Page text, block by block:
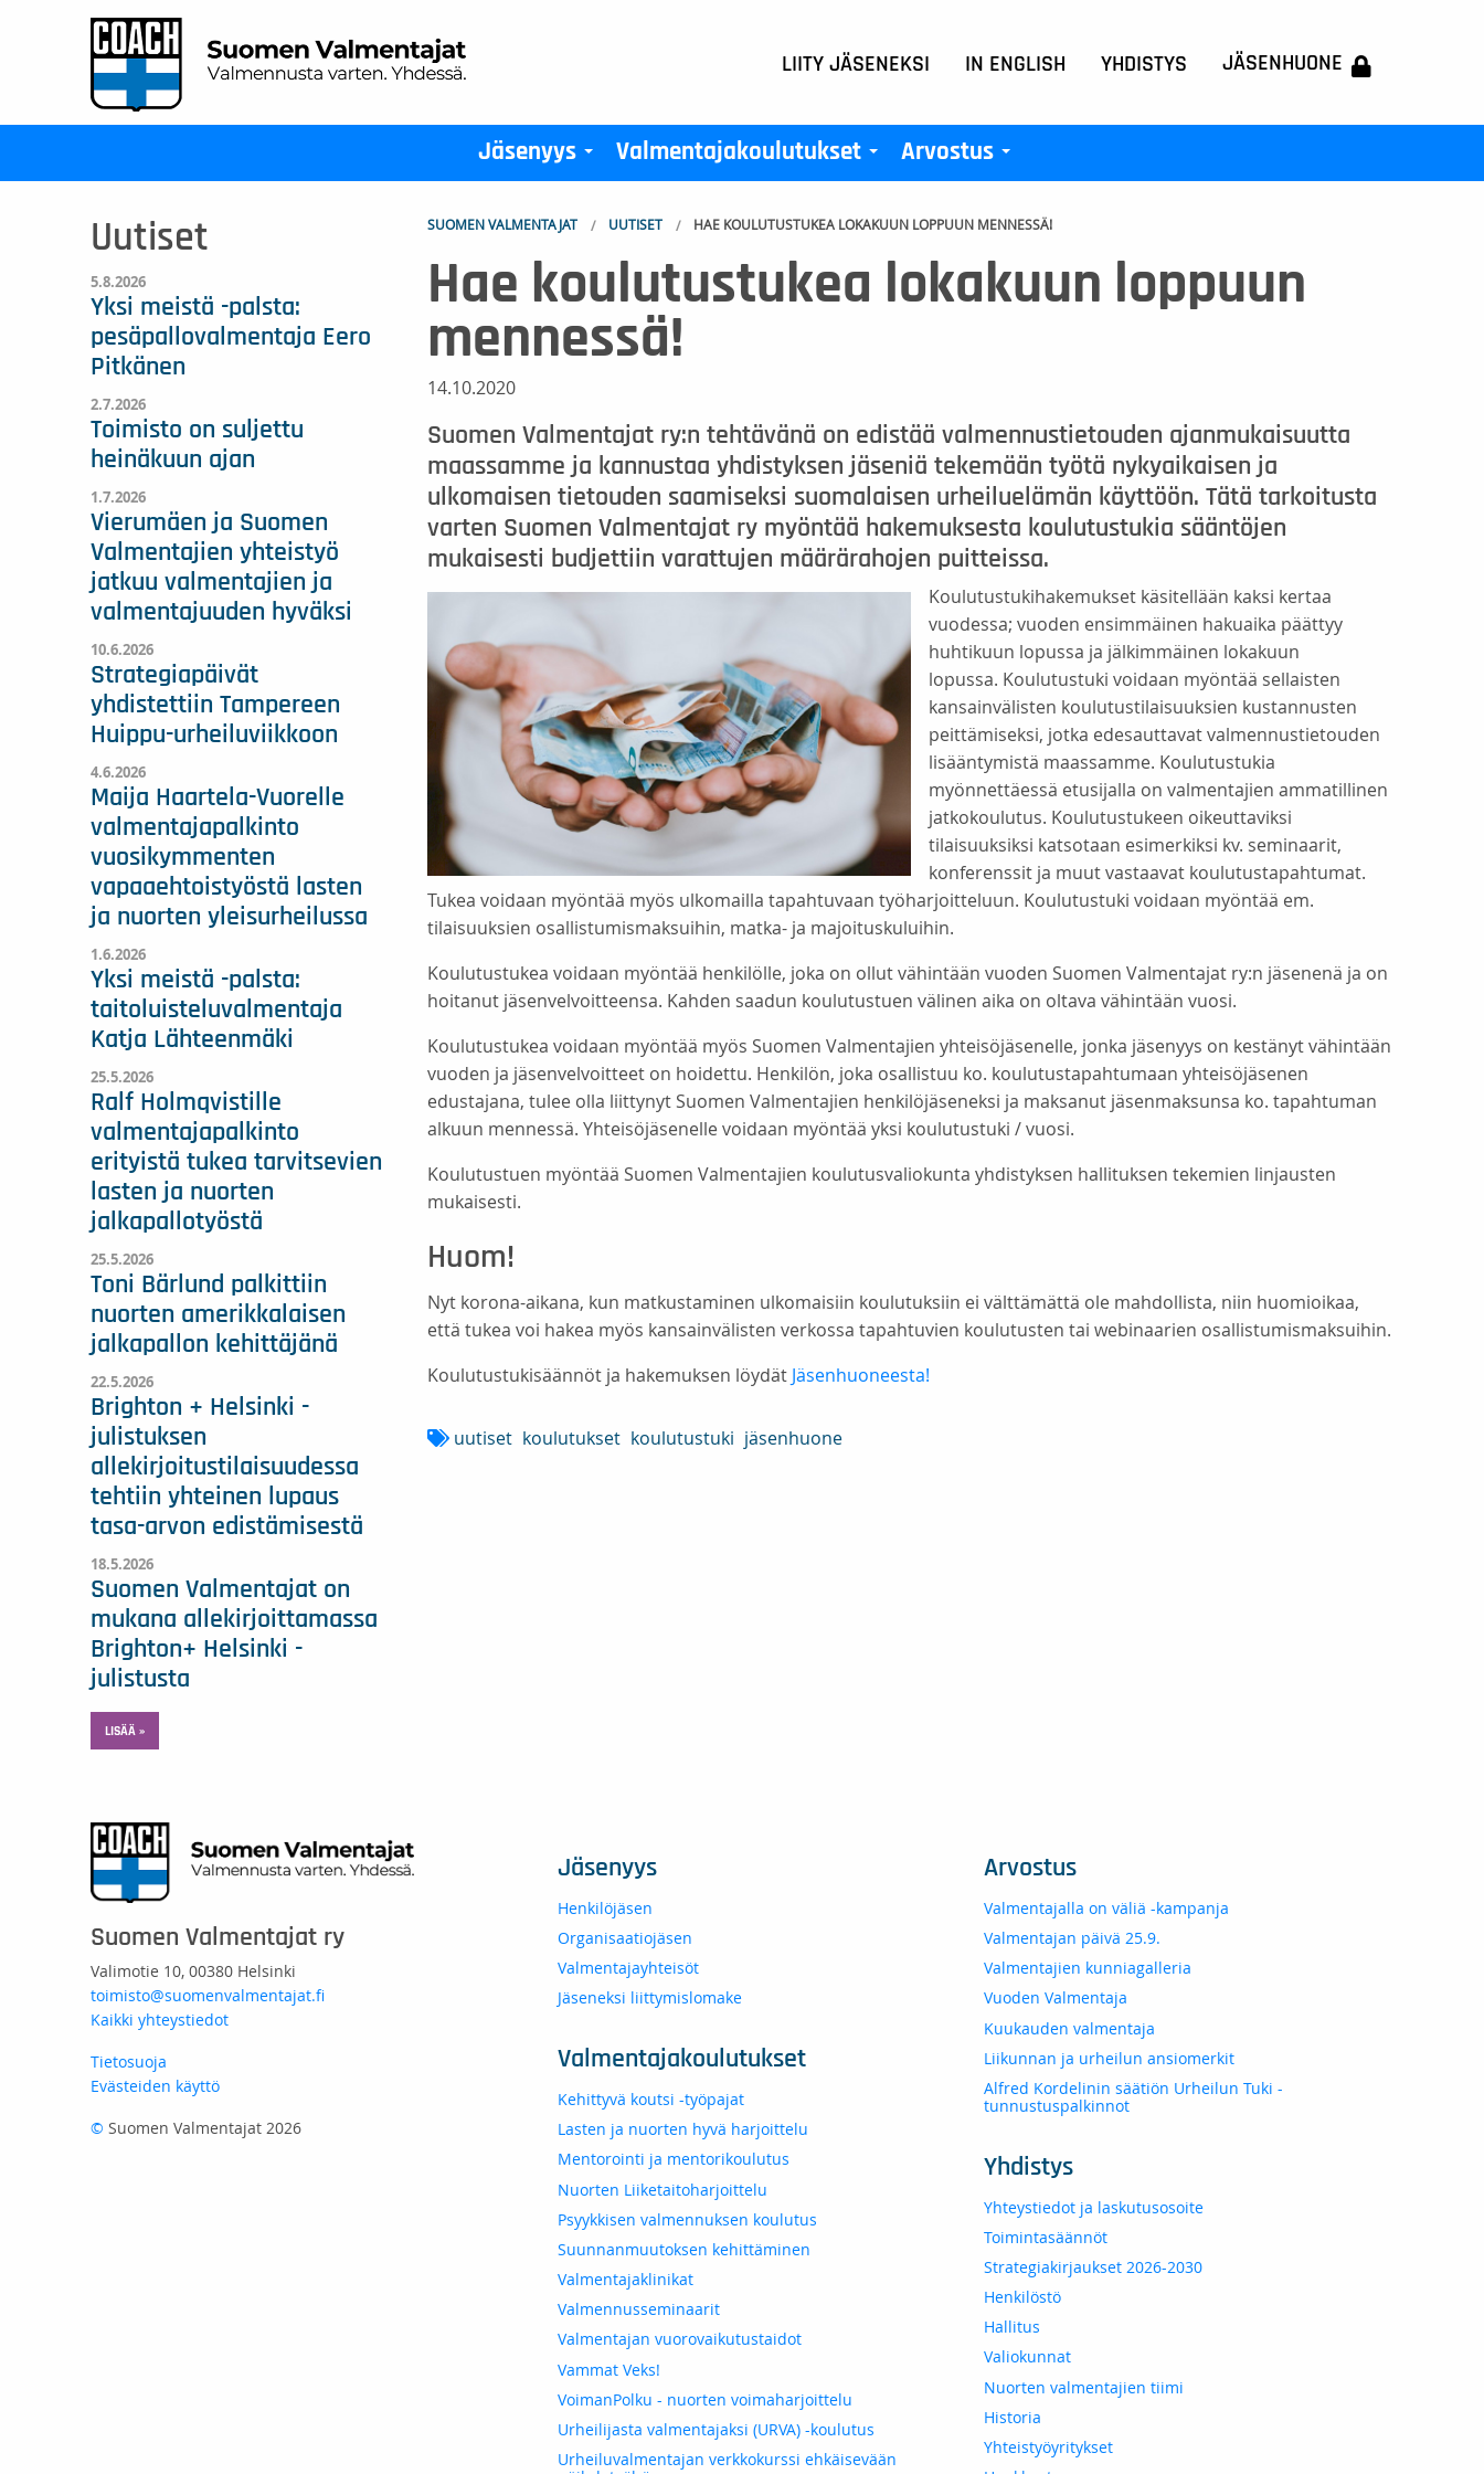
LIITY JÄSENEKSI IN ENGLISH YHDISTYS JÄSENHUONE
Jäsenyys Valmentajakoulutukset Arvostus
SUOMEN VALMENTAJAT UUTISET HAE KOULUTUSTUKEA LOKAKUUN LOPPUUN MENNESSÄ!
Hae koulutustukea lokakuun loppuun
mennessä!
14.10.2020
Suomen Valmentajat ry:n tehtävänä on edistää valmennustietouden ajanmukaisuutta
maassamme ja kannustaa yhdistyksen jäseniä tekemään työtä nykyaikaisen ja
ulkomaisen tietouden saamiseksi suomalaisen urheiluelämän käyttöön. Tätä tarkoitusta
varten Suomen Valmentajat ry myöntää hakemuksesta koulutustukia sääntöjen
mukaisesti budjettiin varattujen määrärahojen puitteissa.
Koulutustukihakemukset käsitellään kaksi kertaa
vuodessa; vuoden ensimmäinen hakuaika päättyy
huhtikuun lopussa ja jälkimmäinen lokakuun
lopussa. Koulutustuki voidaan myöntää sellaisten
kansainvälisten koulutustilaisuuksien kustannusten
peittämiseksi, jotka edesauttavat valmennustietouden
lisääntymistä maassamme. Koulutustukia
myönnettäessä etusijalla on valmentajien ammatillinen
jatkokoulutus. Koulutustukeen oikeuttaviksi
tilaisuuksiksi katsotaan esimerkiksi kv. seminaarit,
konferenssit ja muut vastaavat koulutustapahtumat.
Tukea voidaan myöntää myös ulkomailla tapahtuvaan työharjoitteluun. Koulutustuki voidaan myöntää em.
tilaisuuksien osallistumismaksuihin, matka- ja majoituskuluihin.
Koulutustukea voidaan myöntää henkilölle, joka on ollut vähintään vuoden Suomen Valmentajat ry:n jäsenenä ja on
hoitanut jäsenvelvoitteensa. Kahden saadun koulutustuen välinen aika on oltava vähintään vuosi.
Koulutustukea voidaan myöntää myös Suomen Valmentajien yhteisöjäsenelle, jonka jäsenyys on kestänyt vähintään
vuoden ja jäsenvelvoitteet on hoidettu. Henkilön, joka osallistuu ko. koulutustapahtumaan yhteisöjäsenen
edustajana, tulee olla liittynyt Suomen Valmentajien henkilöjäseneksi ja maksanut jäsenmaksunsa ko. tapahtuman
alkuun mennessä. Yhteisöjäsenelle voidaan myöntää yksi koulutustuki / vuosi.
Koulutustuen myöntää Suomen Valmentajien koulutusvaliokunta yhdistyksen hallituksen tekemien linjausten
mukaisesti.
Huom!
Nyt korona-aikana, kun matkustaminen ulkomaisiin koulutuksiin ei välttämättä ole mahdollista, niin huomioikaa,
että tukea voi hakea myös kansainvälisten verkossa tapahtuvien koulutusten tai webinaarien osallistumismaksuihin.
Koulutustukisäännöt ja hakemuksen löydät Jäsenhuoneesta!
uutiset koulutukset koulutustuki jäsenhuone
Uutiset
5.8.2026
Yksi meistä -palsta:
pesäpallovalmentaja Eero
Pitkänen
2.7.2026
Toimisto on suljettu
heinäkuun ajan
1.7.2026
Vierumäen ja Suomen
Valmentajien yhteistyö
jatkuu valmentajien ja
valmentajuuden hyväksi
10.6.2026
Strategiapäivät
yhdistettiin Tampereen
Huippu-urheiluviikkoon
4.6.2026
Maija Haartela-Vuorelle
valmentajapalkinto
vuosikymmenten
vapaaehtoistyöstä lasten
ja nuorten yleisurheilussa
1.6.2026
Yksi meistä -palsta:
taitoluisteluvalmentaja
Katja Lähteenmäki
25.5.2026
Ralf Holmqvistille
valmentajapalkinto
erityistä tukea tarvitsevien
lasten ja nuorten
jalkapallotyöstä
25.5.2026
Toni Bärlund palkittiin
nuorten amerikkalaisen
jalkapallon kehittäjänä
22.5.2026
Brighton + Helsinki -
julistuksen
allekirjoitustilaisuudessa
tehtiin yhteinen lupaus
tasa-arvon edistämisestä
18.5.2026
Suomen Valmentajat on
mukana allekirjoittamassa
Brighton+ Helsinki -
julistusta
LISÄÄ »
Suomen Valmentajat ry
Valimotie 10, 00380 Helsinki
toimisto@suomenvalmentajat.fi
Kaikki yhteystiedot
Tietosuoja
Evästeiden käyttö
© Suomen Valmentajat 2026
Jäsenyys
Henkilöjäsen
Organisaatiojäsen
Valmentajayhteisöt
Jäseneksi liittymislomake
Valmentajakoulutukset
Kehittyvä koutsi -työpajat
Lasten ja nuorten hyvä harjoittelu
Mentorointi ja mentorikoulutus
Nuorten Liiketaitoharjoittelu
Psyykkisen valmennuksen koulutus
Suunnanmuutoksen kehittäminen
Valmentajaklinikat
Valmennusseminaarit
Valmentajan vuorovaikutustaidot
Vammat Veks!
VoimanPolku - nuorten voimaharjoittelu
Urheilijasta valmentajaksi (URVA) -koulutus
Urheiluvalmentajan verkkokurssi ehkäisevään
Arvostus
Valmentajalla on väliä -kampanja
Valmentajan päivä 25.9.
Valmentajien kunniagalleria
Vuoden Valmentaja
Kuukauden valmentaja
Liikunnan ja urheilun ansiomerkit
Alfred Kordelinin säätiön Urheilun Tuki -
tunnustuspalkinnot
Yhdistys
Yhteystiedot ja laskutusosoite
Toimintasäännöt
Strategiakirjaukset 2026-2030
Henkilöstö
Hallitus
Valiokunnat
Nuorten valmentajien tiimi
Historia
Yhteistyöyritykset